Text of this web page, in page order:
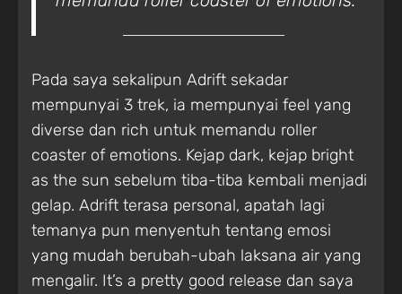
Pada saya sekalipun Adrift sekadar
mempunyai 3 trek, ia mempunyai feel yang
diverse dan rich untuk memandu roller
coaster of emotions. Kejap dark, kejap bright
as the sun sebelum tiba-tiba kembali menjadi
gelap. Adrift terasa personal, apatah lagi
temanya pun menyentuh tentang emosi
yang mudah berubah-ubah laksana air yang
mengalir. It’s a pretty good release dan saya